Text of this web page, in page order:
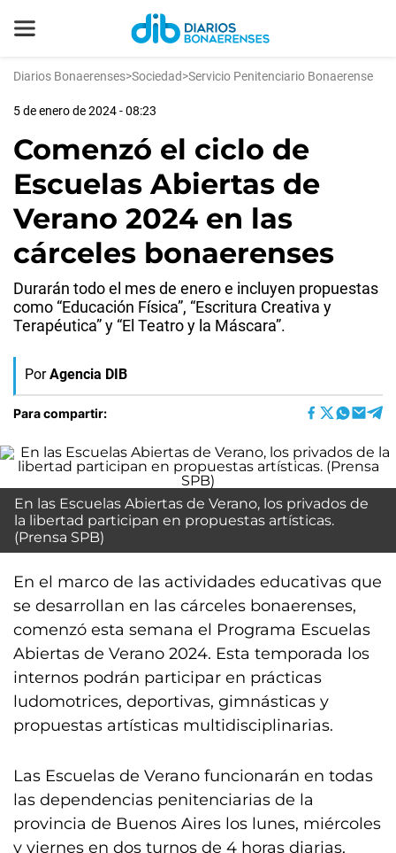
Diarios Bonaerenses>Sociedad>Servicio Penitenciario Bonaerense
5 de enero de 2024 - 08:23
Comenzó el ciclo de
Escuelas Abiertas de
Verano 2024 en las
cárceles bonaerenses
Durarán todo el mes de enero e incluyen propuestas
como “Educación Física”, “Escritura Creativa y
Terapéutica” y “El Teatro y la Máscara”.
Por Agencia DIB
Para compartir:
En las Escuelas Abiertas de Verano, los privados de
la libertad participan en propuestas artísticas.
(Prensa SPB)
En el marco de las actividades educativas que
se desarrollan en las cárceles bonaerenses,
comenzó esta semana el Programa Escuelas
Abiertas de Verano 2024. Esta temporada los
internos podrán participar en prácticas
ludomotrices, deportivas, gimnásticas y
propuestas artísticas multidisciplinarias.
Las Escuelas de Verano funcionarán en todas
las dependencias penitenciarias de la
provincia de Buenos Aires los lunes, miércoles
y viernes en dos turnos de 4 horas diarias,